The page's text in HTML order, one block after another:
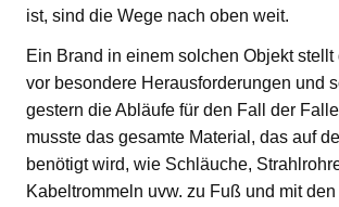
ist, sind die Wege nach oben weit.
Ein Brand in einem solchen Objekt
vor besondere Herausforderungen und
gestern die Abläufe für den Fall der
musste das gesamte Material, das auf
benötigt wird, wie Schläuche,
Kabeltrommeln uvw. zu Fuß und mit